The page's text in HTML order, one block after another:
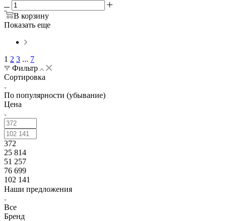
В корзину
Показать еще
1 2 3 ... 7
Фильтр
Сортировка
По популярности (убывание)
Цена
372
25 814
51 257
76 699
102 141
Наши предложения
Все
Бренд